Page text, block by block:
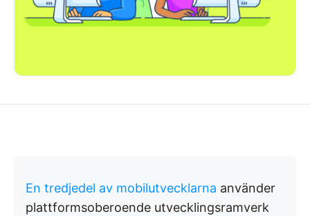
En tredjedel av mobilutvecklarna använder
plattformsoberoende utvecklingsramverk